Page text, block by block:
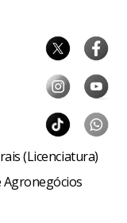
(Licenciatura)
Agronegócios